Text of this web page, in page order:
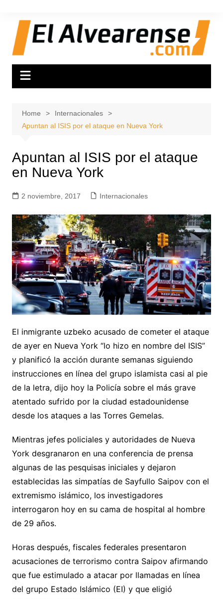
content
Home
Internacionales
Apuntan al ISIS por el ataque en Nueva York
Apuntan al ISIS por el ataque
en Nueva York
2 noviembre, 2017 Internacionales
El inmigrante uzbeko acusado de cometer el ataque
de ayer en Nueva York “lo hizo en nombre del ISIS”
y planificó la acción durante semanas siguiendo
instrucciones en línea del grupo islamista casi al pie
de la letra, dijo hoy la Policía sobre el más grave
atentado sufrido por la ciudad estadounidense
desde los ataques a las Torres Gemelas.
Mientras jefes policiales y autoridades de Nueva
York desgranaron en una conferencia de prensa
algunas de las pesquisas iniciales y dejaron
establecidas las simpatías de Sayfullo Saipov con el
extremismo islámico, los investigadores
interrogaron hoy en su cama de hospital al hombre
de 29 años.
Horas después, fiscales federales presentaron
acusaciones de terrorismo contra Saipov afirmando
que fue estimulado a atacar por llamadas en línea
del grupo Estado Islámico (EI) y que eligió